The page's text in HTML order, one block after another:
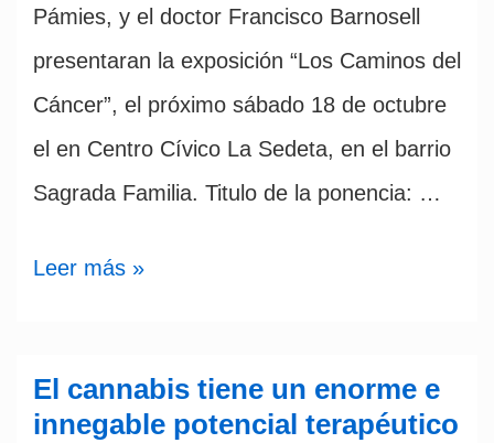
Pámies, y el doctor Francisco Barnosell
presentaran la exposición “Los Caminos del
Cáncer”, el próximo sábado 18 de octubre
el en Centro Cívico La Sedeta, en el barrio
Sagrada Familia. Titulo de la ponencia: …
Los
cáncer;
Leer más »
El cannabis tiene un enorme e
innegable potencial terapéutico